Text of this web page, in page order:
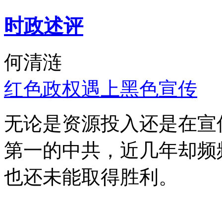
时政述评
何清涟
红色政权遇上黑色宣传
无论是资源投入还是在
第一的中共，近几年却
也还未能取得胜利。